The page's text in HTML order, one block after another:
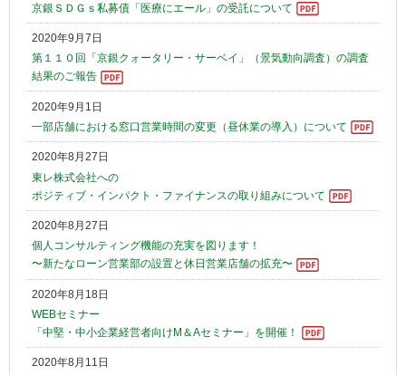
京銀ＳＤＧｓ私募債「医療にエール」の受託について
2020年9月7日
第１１０回「京銀クォータリー・サーベイ」（景気動向調査）の調査
結果のご報告
2020年9月1日
一部店舗における窓口営業時間の変更（昼休業の導入）について
2020年8月27日
東レ株式会社への
ポジティブ・インパクト・ファイナンスの取り組みについて
2020年8月27日
個人コンサルティング機能の充実を図ります！
〜新たなローン営業部の設置と休日営業店舗の拡充〜
2020年8月18日
WEBセミナー
「中堅・中小企業経営者向けM＆Aセミナー」を開催！
2020年8月11日